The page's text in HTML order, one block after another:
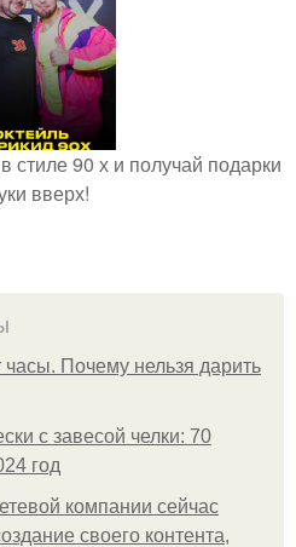
стиле 90 х и получай подарки
вверх!
часы. Почему нельзя дарить
с завесой челки: 70
год
компании сейчас
своего контента,